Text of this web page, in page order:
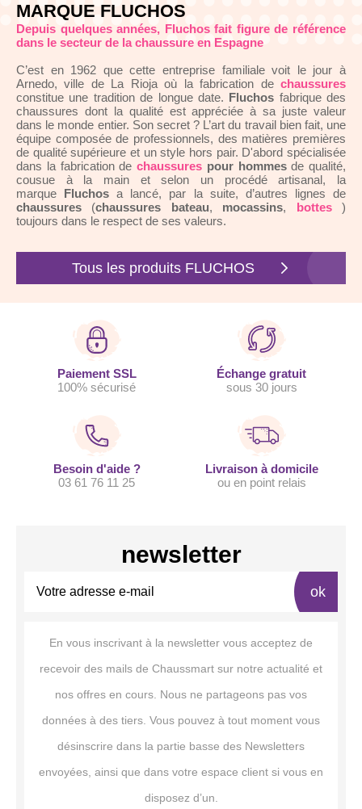
MARQUE FLUCHOS
Depuis quelques années, Fluchos fait figure de référence
dans le secteur de la chaussure en Espagne
C’est en 1962 que cette entreprise familiale voit le jour à
Arnedo, ville de La Rioja où la fabrication de chaussures
constitue une tradition de longue date. Fluchos fabrique des
chaussures dont la qualité est appréciée à sa juste valeur
dans le monde entier. Son secret ? L’art du travail bien fait, une
équipe composée de professionnels, des matières premières
de qualité supérieure et un style hors pair. D'abord spécialisée
dans la fabrication de chaussures pour hommesde qualité,
cousue à la main et selon un procédé artisanal, la
marque Fluchos a lancé, par la suite, d’autres lignes de
chaussures (chaussures bateau, mocassins, bottes)
toujours dans le respect de ses valeurs.
Tous les produits FLUCHOS
Paiement SSL
100% sécurisé
Échange gratuit
sous 30 jours
Besoin d'aide ?
03 61 76 11 25
Livraison à domicile
ou en point relais
newsletter
ok
En vous inscrivant à la newsletter vous acceptez de
recevoir des mails de Chaussmart sur notre actualité et
nos offres en cours. Nous ne partageons pas vos
données à des tiers. Vous pouvez à tout moment vous
désinscrire dans la partie basse des Newsletters
envoyées, ainsi que dans votre espace client si vous en
disposez d’un.